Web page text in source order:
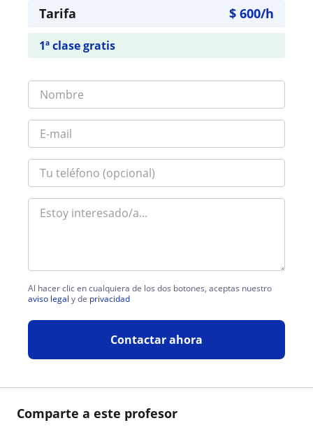
Comparte a este profesor
Tarifa $ 600/h
1ª clase gratis
Al hacer clic en cualquiera de los dos botones, aceptas nuestro
aviso legal y de privacidad
Contactar ahora